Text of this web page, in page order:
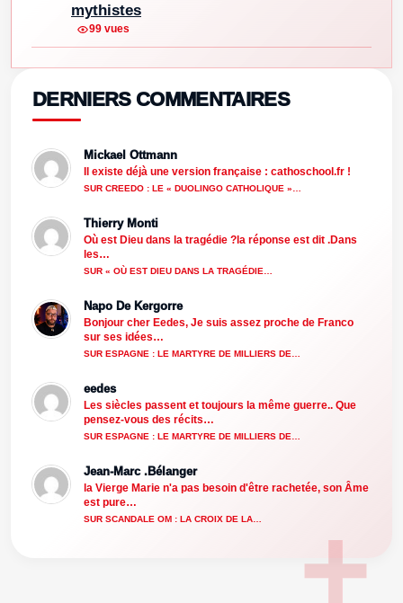
mythistes
99 vues
DERNIERS COMMENTAIRES
Mickael Ottmann
Il existe déjà une version française : cathoschool.fr !
SUR CREEDO : LE « DUOLINGO CATHOLIQUE »…
Thierry Monti
Où est Dieu dans la tragédie ?la réponse est dit .Dans
les…
SUR « OÙ EST DIEU DANS LA TRAGÉDIE…
Napo De Kergorre
Bonjour cher Eedes, Je suis assez proche de Franco
sur ses idées…
SUR ESPAGNE : LE MARTYRE DE MILLIERS DE…
eedes
Les siècles passent et toujours la même guerre.. Que
pensez-vous des récits…
SUR ESPAGNE : LE MARTYRE DE MILLIERS DE…
Jean-Marc .Bélanger
la Vierge Marie n'a pas besoin d'être rachetée, son Âme
est pure…
SUR SCANDALE OM : LA CROIX DE LA…